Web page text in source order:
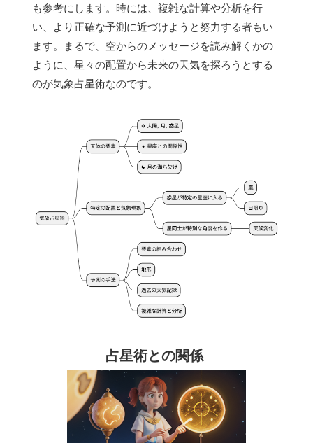
も参考にします。時には、複雑な計算や分析を行
い、より正確な予測に近づけようと努力する者もい
ます。まるで、空からのメッセージを読み解くかの
ように、星々の配置から未来の天気を探ろうとする
のが気象占星術なのです。
占星術との関係